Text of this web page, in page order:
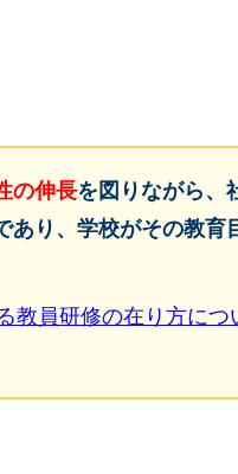
の伸長を図りながら、
あり、学校がその教育
員研修の在り方につ